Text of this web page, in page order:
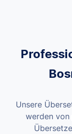
Unsere
werden